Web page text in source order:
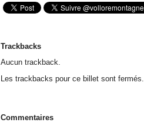
Trackbacks
Aucun trackback.
Les trackbacks pour ce billet sont fermés.
Commentaires